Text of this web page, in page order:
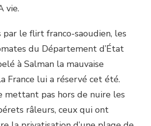
vie.
le flirt franco-saoudien, les
du Département d’État
à Salman la mauvaise
France lui a réservé cet été.
mettant pas hors de nuire les
râleurs, ceux qui ont